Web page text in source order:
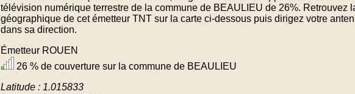
télévision numérique terrestre de la commune de BEAULIEU de 26%. Retrouvez
géographique de cet émetteur TNT sur la carte ci-dessous puis dirigez votre
dans sa direction.
Émetteur ROUEN
26 % de couverture sur la commune de BEAULIEU
Latitude : 1.015833